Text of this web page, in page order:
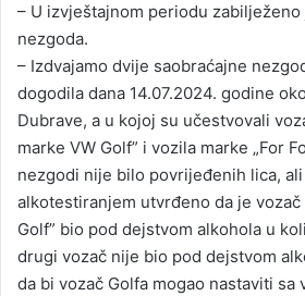
– U izvještajnom periodu
nezgoda.
– Izdvajamo dvije saobraćajne
dogodila dana 14.07.2024. godine
Dubrave, a u kojoj su učestvovali
marke VW Golf” i vozila marke „For
nezgodi nije bilo povrijeđenih lica,
alkotestiranjem utvrđeno da je vozač
Golf” bio pod dejstvom alkohola u
drugi vozač nije bio pod dejstvom
da bi vozač Golfa mogao nastaviti sa